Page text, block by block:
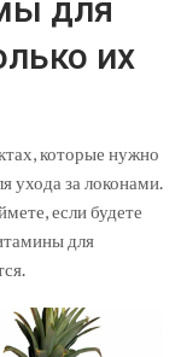
для
их
которые нужно
ухода за локонами.
если будете
для